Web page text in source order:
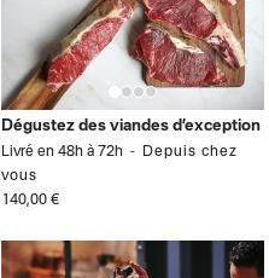
Dégustez des viandes d’exception
Livré en 48h à 72h
Depuis chez
vous
140,00 €